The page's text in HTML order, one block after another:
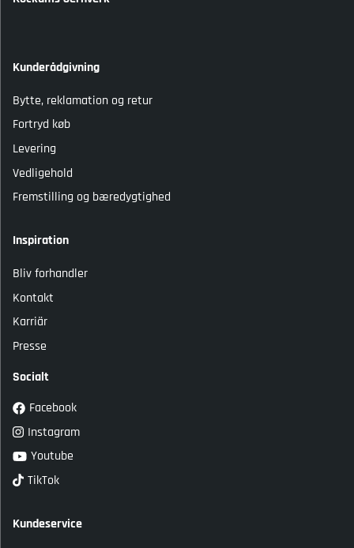
Kunderådgivning
Bytte, reklamation og retur
Fortryd køb
Levering
Vedligehold
Fremstilling og bæredygtighed
Inspiration
Bliv forhandler
Kontakt
Karriär
Presse
Socialt
Facebook
Instagram
Youtube
TikTok
Kundeservice